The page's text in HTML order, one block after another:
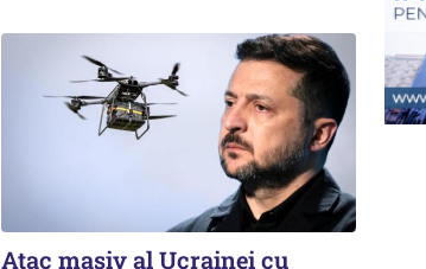
Atac masiv al Ucrainei cu